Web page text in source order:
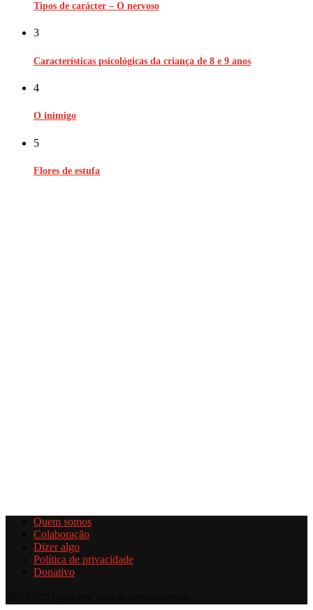
Tipos de carácter – O nervoso
3
Características psicológicas da criança de 8 e 9 anos
4
O inimigo
5
Flores de estufa
Quem somos
Colaboração
Dizer algo
Política de privacidade
Donativo